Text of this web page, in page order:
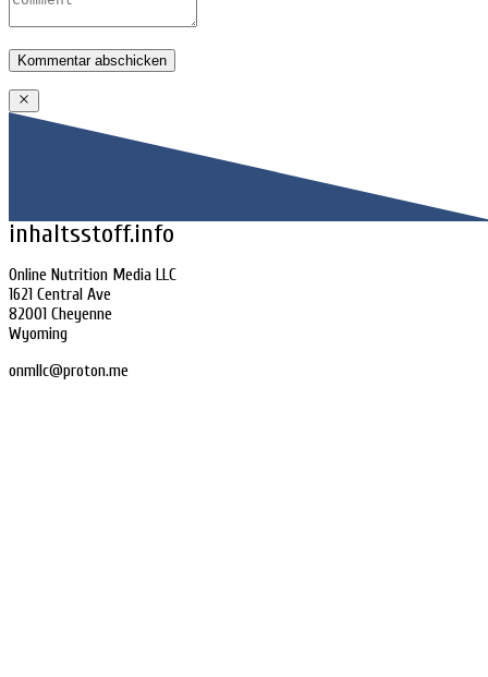
inhaltsstoff.info
Online Nutrition Media LLC
1621 Central Ave
82001 Cheyenne
Wyoming
onmllc@proton.me